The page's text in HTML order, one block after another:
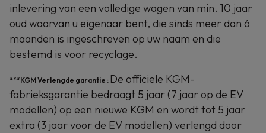
inlevering van een volledige wagen van min. 10 jaar
oud waarvan u eigenaar bent, die sinds meer dan 6
maanden is ingeschreven op uw naam en die
bestemd is voor recyclage.
***KGM Verlengde garantie : De officiële KGM-
fabrieksgarantie bedraagt 5 jaar (7 jaar op de EV
modellen) op een nieuwe KGM en wordt tot 5 jaar
extra (3 jaar voor de EV modellen) verlengd door